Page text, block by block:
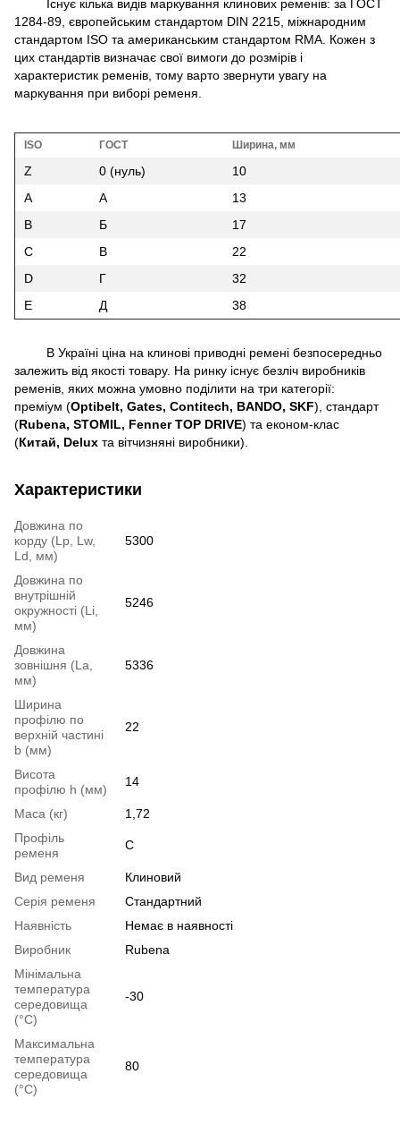
Існує кілька видів маркування клинових ременів: за ГОСТ
1284-89, європейським стандартом DIN 2215, міжнародним
стандартом ISO та американським стандартом RMA. Кожен з
цих стандартів визначає свої вимоги до розмірів і
характеристик ременів, тому варто звернути увагу на
маркування при виборі ременя.
ISO ГОСТ Ширина, мм
Z 0 (нуль)
10
A
A
13
B
Б
17
C
В
22
D
Г
32
E
Д 38
В Україні ціна на клинові приводні ремені безпосередньо
залежить від якості товару. На ринку існує безліч виробників
ременів, яких можна умовно поділити на три категорії:
преміум (Optibelt, Gates, Contitech, BANDO, SKF), стандарт
(Rubena, STOMIL, Fenner TOP DRIVE) та економ-клас
(Китай, Delux та вітчизняні виробники).
Характеристики
Довжина по
корду (Lp, Lw,
Ld, мм)
5300
Довжина по
внутрішній
окружності (Li,
мм)
5246
Довжина
зовнішня (La,
мм)
5336
Ширина
профілю по
верхній частині
b (мм)
22
Висота
профілю h (мм)
14
Маса (кг)
1,72
Профіль
ременя
C
Вид ременя
Клиновий
Серія ременя
Стандартний
Наявність
Немає в наявності
Виробник
Rubena
Мінімальна
температура
середовища
(°C)
-30
Максимальна
температура
середовища
(°C)
80